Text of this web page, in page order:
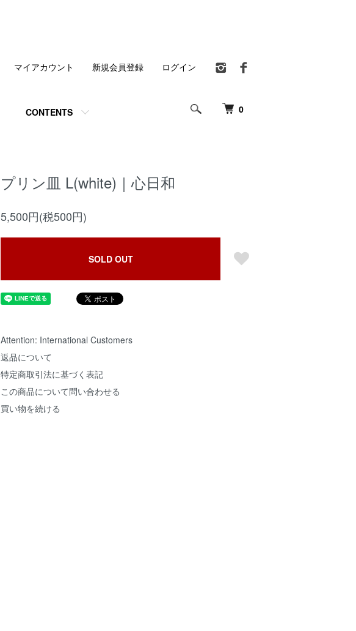
0
CONTENTS
マイアカウント 新規会員登録 ログイン
プリン皿 L(white)｜心日和
5,500円(税500円)
SOLD OUT
Attention: International Customers
返品について
特定商取引法に基づく表記
この商品について問い合わせる
買い物を続ける